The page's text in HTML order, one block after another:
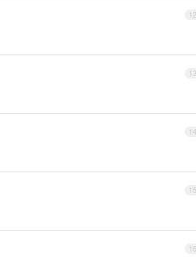
12
13
14
15
16